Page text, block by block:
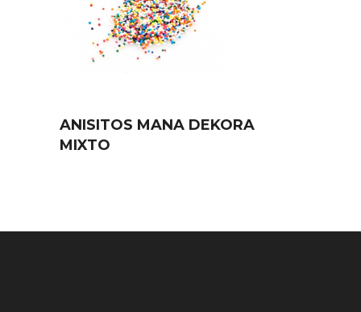
ANISITOS MANA DEKORA
MIXTO